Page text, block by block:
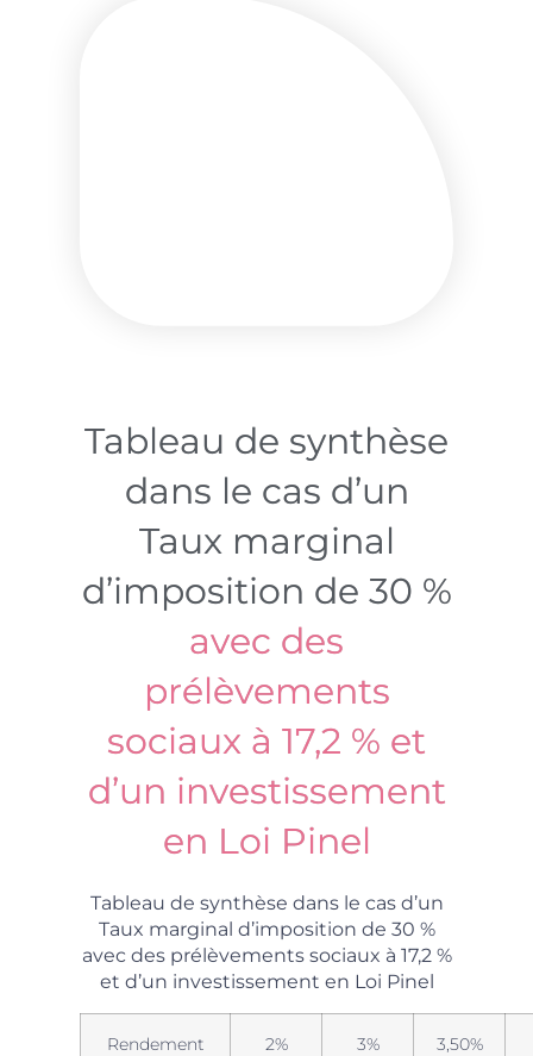
Tableau de synthèse
dans le cas d’un
Taux marginal
d’imposition de 30 %
avec des
prélèvements
sociaux à 17,2 % et
d’un investissement
en Loi Pinel
Tableau de synthèse dans le cas d’un
Taux marginal d’imposition de 30 %
avec des prélèvements sociaux à 17,2 %
et d’un investissement en Loi Pinel
Rendement
2% 3% 3,50%